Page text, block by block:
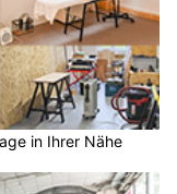
in Ihrer Nähe